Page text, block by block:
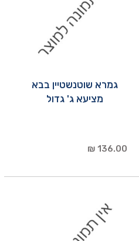
גמרא שוטנשטיין בבא
מציעא ג' גדול
136.00 ₪